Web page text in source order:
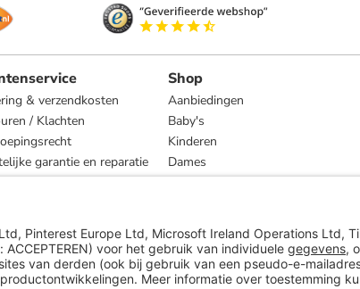
& verzendkosten
/ Klachten
garantie en reparatie
Shop
Aanbiedingen
Baby's
Kinderen
Dames
Heren